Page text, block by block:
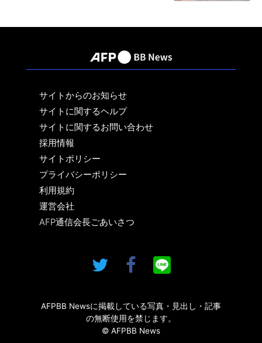
サイトからのお知らせ
サイトに関するヘルプ
サイトに関するお問い合わせ
採用情報
サイトポリシー
プライバシーポリシー
利用規約
運営会社
AFP通信会長ごあいさつ
AFPBB Newsに掲載している写真・見出し・記事
の無断使用を禁じます。
© AFPBB News